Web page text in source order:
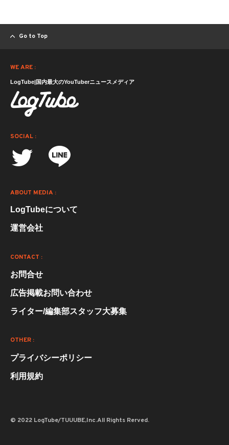
Go to Top
WE ARE :
LogTube|国内最大のYouTuberニュースメディア
SOCIAL :
ABOUT MEDIA :
LogTubeについて
運営会社
CONTACT :
お問合せ
広告掲載お問い合わせ
ライター/編集部スタッフ大募集
OTHER :
プライバシーポリシー
利用規約
© 2022 LogTube/TUUUBE,Inc.All Rights Rerved.